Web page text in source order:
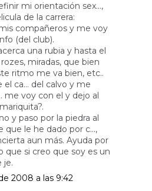
mi orientación sex...,
de la carrera:
compañeros y me voy
(del club).
una rubia y hasta el
miradas, que bien
ritmo me va bien, etc..
el ca... del calvo y me
me voy con el y dejo al
y paso por la piedra al
que le he dado por c...,
aun más. Ayuda por
que si creo que soy es un
je.
2008 a las 9:42